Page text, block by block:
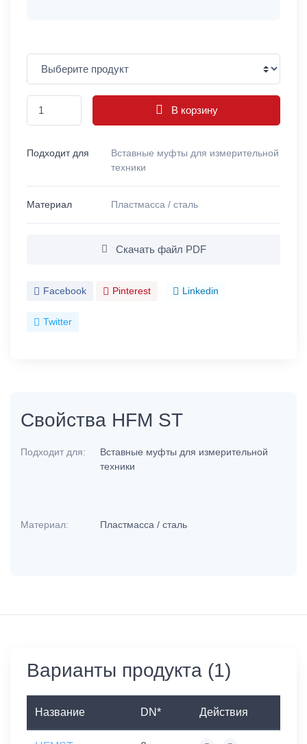
В корзину
Подходит для
Вставные муфты для измерительной
техники
Материал Пластмасса / сталь
Скачать файл PDF
Facebook Pinterest Linkedin
Twitter
Свойства HFM ST
Подходит для:
Вставные муфты для измерительной
техники
Материал: Пластмасса / сталь
Варианты продукта (1)
Название DN* Действия